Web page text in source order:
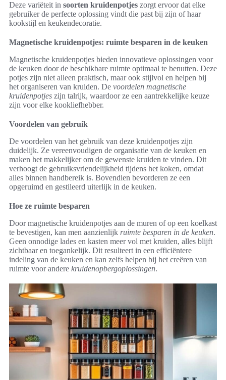
Deze variëteit in soorten kruidenpotjes zorgt ervoor dat elke
gebruiker de perfecte oplossing vindt die past bij zijn of haar
kookstijl en keukendecoratie.
Magnetische kruidenpotjes: ruimte besparen in de keuken
Magnetische kruidenpotjes bieden innovatieve oplossingen voor
de keuken door de beschikbare ruimte optimaal te benutten. Deze
potjes zijn niet alleen praktisch, maar ook stijlvol en helpen bij
het organiseren van kruiden. De voordelen magnetische
kruidenpotjes zijn talrijk, waardoor ze een aantrekkelijke keuze
zijn voor elke kookliefhebber.
Voordelen van gebruik
De voordelen van het gebruik van deze kruidenpotjes zijn
duidelijk. Ze vereenvoudigen de organisatie van de keuken en
maken het makkelijker om de gewenste kruiden te vinden. Dit
verhoogt de gebruiksvriendelijkheid tijdens het koken, omdat
alles binnen handbereik is. Bovendien bevorderen ze een
opgeruimd en gestileerd uiterlijk in de keuken.
Hoe ze ruimte besparen
Door magnetische kruidenpotjes aan de muren of op een koelkast
te bevestigen, kan men aanzienlijk ruimte besparen in de keuken.
Geen onnodige lades en kasten meer vol met kruiden, alles blijft
zichtbaar en toegankelijk. Dit resulteert in een efficiëntere
indeling van de keuken en kan zelfs helpen bij het creëren van
ruimte voor andere kruidenopbergoplossingen.